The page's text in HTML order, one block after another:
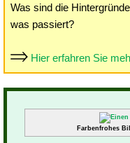
Was sind die
was passiert?
Hier erfahren Sie
Farbenfrohes